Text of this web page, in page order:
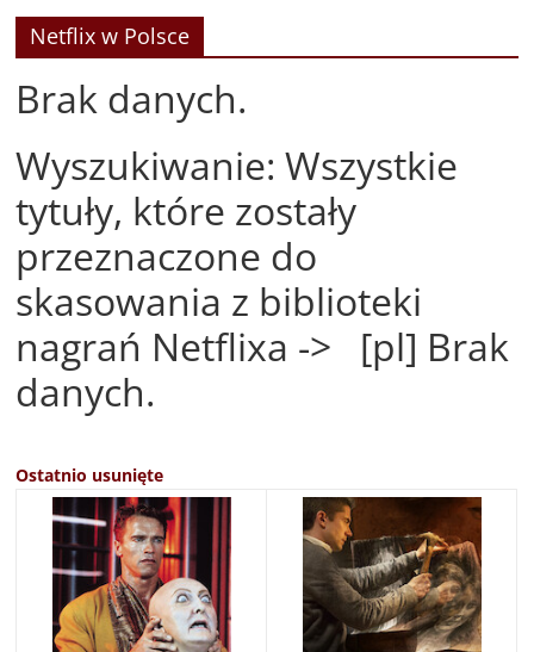
Netflix w Polsce
Brak danych.
Wyszukiwanie: Wszystkie
tytuły, które zostały
przeznaczone do
skasowania z biblioteki
nagrań Netflixa -> [pl] Brak
danych.
Ostatnio usunięte